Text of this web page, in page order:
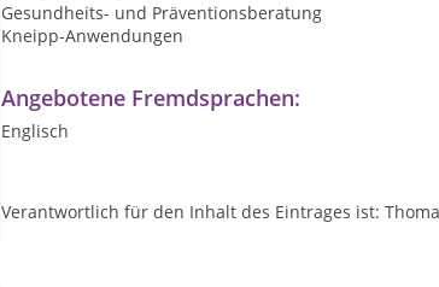
Gesundheits- und Präventionsberatung
Kneipp-Anwendungen
Angebotene Fremdsprachen:
Englisch
Verantwortlich für den Inhalt des Eintrages ist: